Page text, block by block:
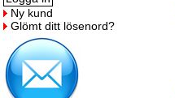
Ny kund
Glömt ditt lösenord?